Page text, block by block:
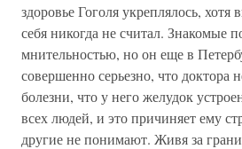
здоровье Гоголя укреплялось,
себя никогда не считал. Знакомые
мнительностью, но он еще в
совершенно серьезно, что доктора
болезни, что у него желудок
всех людей, и это причиняет ему
другие не понимают. Живя за